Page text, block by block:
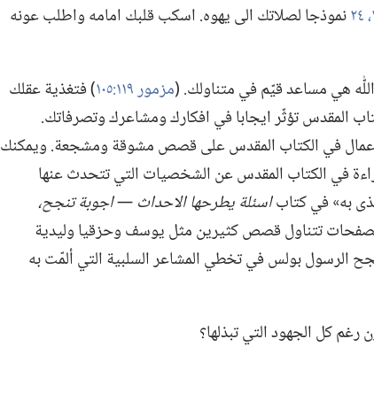
نموذجا لصلاتك الى يهوه.‏ اسكب قلبك امامه واطلب عونه
اللّٰه هي مساعد قيّم في متناولك.‏ (‏مزمور ١١٩:‏١٠٥
‏)‏ فتغذية عقلك
المقدس تؤثّر ايجابا في افكارك ومشاعرك وتصرفاتك.‏
في الكتاب المقدس على قصص مشوقة ومشجعة.‏ ويمكنك
في الكتاب المقدس عن الشخصيات التي تتحدث عنها
به» في كتاباسئلة يطرحها الاحداث —‏ اجوبة تنجح،‏
الصفحات تتناول قصص كثيرين مثل يوسف وحزقيا وليدية
الرسول بولس في تخطي المشاعر السلبية التي ألمّت به
كل الجهود التي تبذلها؟‏